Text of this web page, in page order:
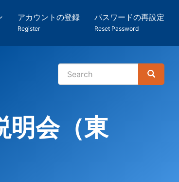
アカウントの登録
Register
パスワードの再設定
Reset Password
検
Search
Search
明会（東